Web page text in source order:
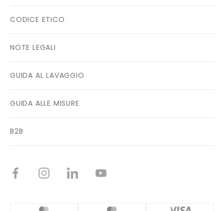
CODICE ETICO
NOTE LEGALI
GUIDA AL LAVAGGIO
GUIDA ALLE MISURE
B2B